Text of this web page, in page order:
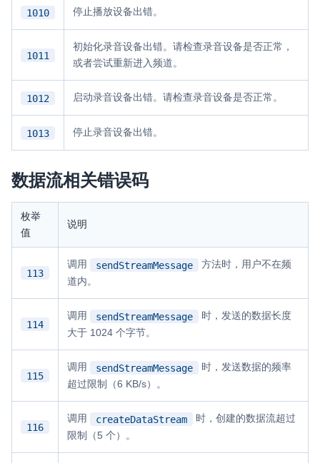
1010 停止播放设备出错。
1011
初始化录音设备出错。请检查录音设备是否正常，
或者尝试重新进入频道。
1012 启动录音设备出错。请检查录音设备是否正常。
1013 停止录音设备出错。
数据流相关错误码
枚举
值
说明
113
调用 sendStreamMessage
方法时，用户不在频
道内。
114
调用 sendStreamMessage
时，发送的数据长度
大于 1024 个字节。
115
调用 sendStreamMessage
时，发送数据的频率
超过限制（6 KB/s）。
116
调用 createDataStream
时，创建的数据流超过
限制（5 个）。